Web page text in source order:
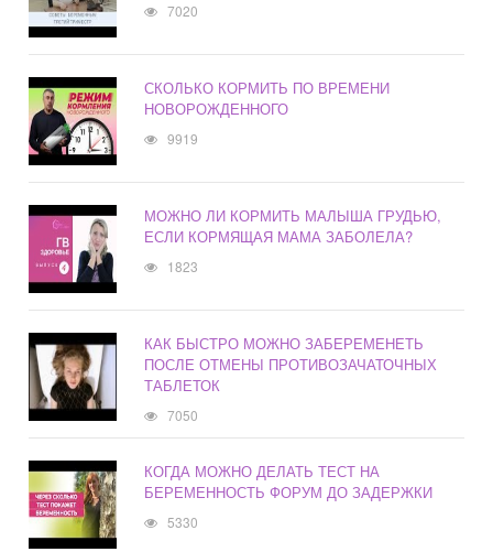
7020
СКОЛЬКО КОРМИТЬ ПО ВРЕМЕНИ
НОВОРОЖДЕННОГО
9919
МОЖНО ЛИ КОРМИТЬ МАЛЫША ГРУДЬЮ,
ЕСЛИ КОРМЯЩАЯ МАМА ЗАБОЛЕЛА?
1823
КАК БЫСТРО МОЖНО ЗАБЕРЕМЕНЕТЬ
ПОСЛЕ ОТМЕНЫ ПРОТИВОЗАЧАТОЧНЫХ
ТАБЛЕТОК
7050
КОГДА МОЖНО ДЕЛАТЬ ТЕСТ НА
БЕРЕМЕННОСТЬ ФОРУМ ДО ЗАДЕРЖКИ
5330